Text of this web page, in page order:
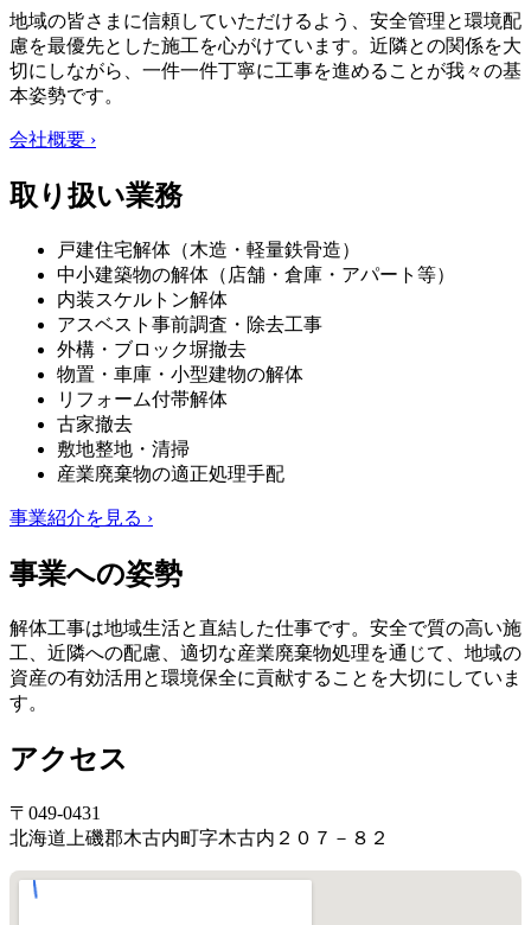
地域の皆さまに信頼していただけるよう、安全管理と環境配
慮を最優先とした施工を心がけています。近隣との関係を大
切にしながら、一件一件丁寧に工事を進めることが我々の基
本姿勢です。
会社概要 ›
取り扱い業務
戸建住宅解体（木造・軽量鉄骨造）
中小建築物の解体（店舗・倉庫・アパート等）
内装スケルトン解体
アスベスト事前調査・除去工事
外構・ブロック塀撤去
物置・車庫・小型建物の解体
リフォーム付帯解体
古家撤去
敷地整地・清掃
産業廃棄物の適正処理手配
事業紹介を見る ›
事業への姿勢
解体工事は地域生活と直結した仕事です。安全で質の高い施
工、近隣への配慮、適切な産業廃棄物処理を通じて、地域の
資産の有効活用と環境保全に貢献することを大切にしていま
す。
アクセス
〒049-0431
北海道上磯郡木古内町字木古内２０７－８２